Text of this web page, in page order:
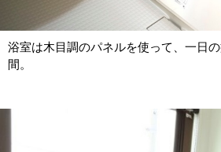
浴室は木目調のパネルを使って、一日
間。